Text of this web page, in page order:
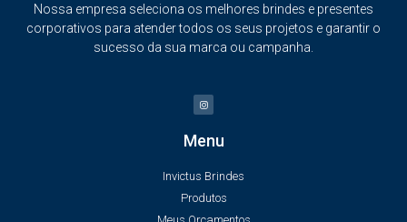
Nossa empresa seleciona os melhores brindes e presentes
corporativos para atender todos os seus projetos e garantir o
sucesso da sua marca ou campanha.
Menu
Invictus Brindes
Produtos